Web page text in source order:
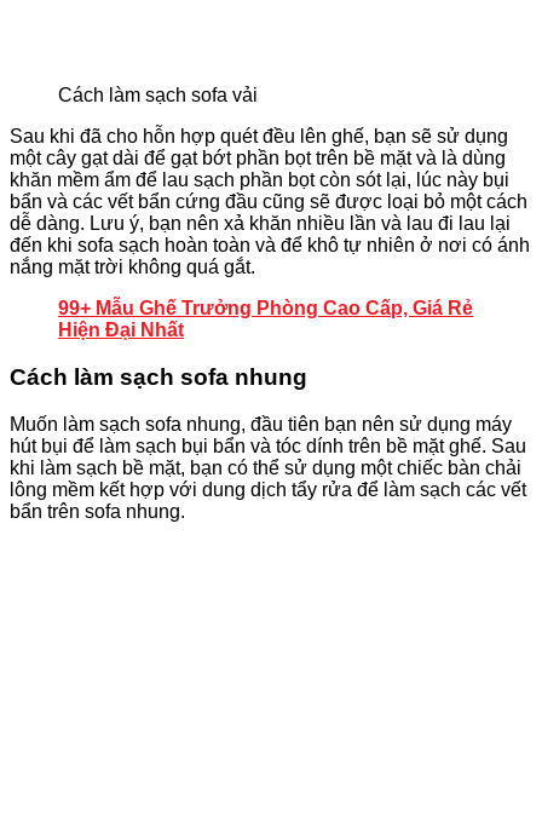
Cách làm sạch sofa vải
Sau khi đã cho hỗn hợp quét đều lên ghế, bạn sẽ sử dụng
một cây gạt dài để gạt bớt phần bọt trên bề mặt và là dùng
khăn mềm ẩm để lau sạch phần bọt còn sót lại, lúc này bụi
bẩn và các vết bẩn cứng đầu cũng sẽ được loại bỏ một cách
dễ dàng. Lưu ý, bạn nên xả khăn nhiều lần và lau đi lau lại
đến khi sofa sạch hoàn toàn và để khô tự nhiên ở nơi có ánh
nắng mặt trời không quá gắt.
99+ Mẫu Ghế Trưởng Phòng Cao Cấp, Giá Rẻ
Hiện Đại Nhất
Cách làm sạch sofa nhung
Muốn làm sạch sofa nhung, đầu tiên bạn nên sử dụng máy
hút bụi để làm sạch bụi bẩn và tóc dính trên bề mặt ghế. Sau
khi làm sạch bề mặt, bạn có thể sử dụng một chiếc bàn chải
lông mềm kết hợp với dung dịch tẩy rửa để làm sạch các vết
bẩn trên sofa nhung.